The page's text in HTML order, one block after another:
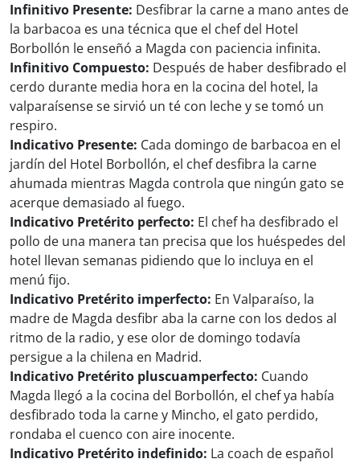
Infinitivo Presente: Desfibrar la carne a mano antes de
la barbacoa es una técnica que el chef del Hotel
Borbollón le enseñó a Magda con paciencia infinita.
Infinitivo Compuesto: Después de haber desfibrado el
cerdo durante media hora en la cocina del hotel, la
valparaísense se sirvió un té con leche y se tomó un
respiro.
Indicativo Presente: Cada domingo de barbacoa en el
jardín del Hotel Borbollón, el chef desfibra la carne
ahumada mientras Magda controla que ningún gato se
acerque demasiado al fuego.
Indicativo Pretérito perfecto: El chef ha desfibrado el
pollo de una manera tan precisa que los huéspedes del
hotel llevan semanas pidiendo que lo incluya en el
menú fijo.
Indicativo Pretérito imperfecto: En Valparaíso, la
madre de Magda desfibr aba la carne con los dedos al
ritmo de la radio, y ese olor de domingo todavía
persigue a la chilena en Madrid.
Indicativo Pretérito pluscuamperfecto: Cuando
Magda llegó a la cocina del Borbollón, el chef ya había
desfibrado toda la carne y Mincho, el gato perdido,
rondaba el cuenco con aire inocente.
Indicativo Pretérito indefinido: La coach de español